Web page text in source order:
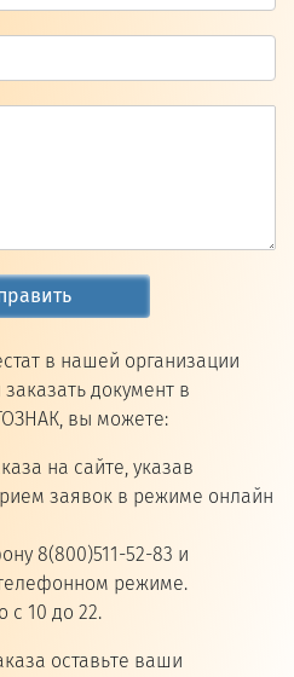
в нашей организации
документ в
вы можете:
на сайте, указав
заявок в режиме онлайн
8(800)511-52-83 и
режиме.
с 10 до 22.
оставьте ваши